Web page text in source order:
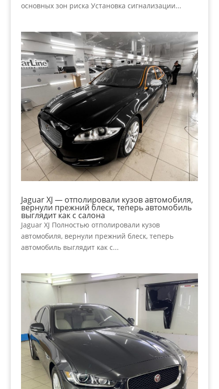
основных зон риска Установка сигнализации...
Jaguar XJ — отполировали кузов автомобиля,
вернули прежний блеск, теперь автомобиль
выглядит как с салона
Jaguar XJ Полностью отполировали кузов
автомобиля, вернули прежний блеск, теперь
автомобиль выглядит как с...